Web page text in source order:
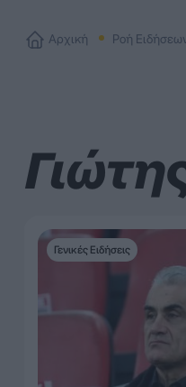
Αρχική Ροή
Γενικές Ειδήσεις